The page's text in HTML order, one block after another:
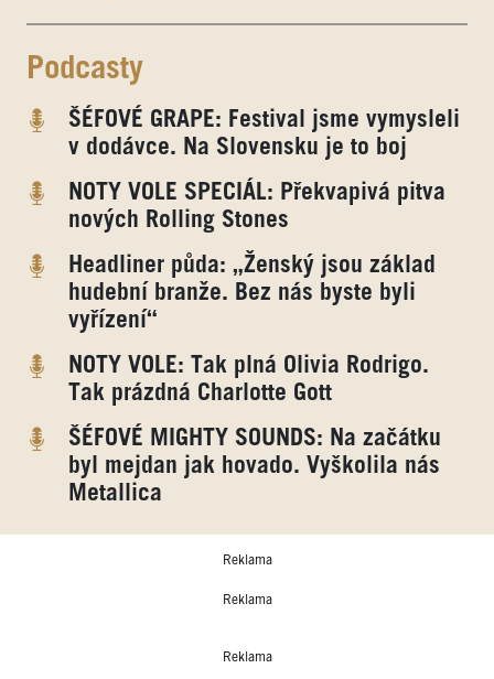
Podcasty
ŠÉFOVÉ GRAPE: Festival jsme vymysleli
v dodávce. Na Slovensku je to boj
NOTY VOLE SPECIÁL: Překvapivá pitva
nových Rolling Stones
Headliner půda: „Ženský jsou základ
hudební branže. Bez nás byste byli
vyřízení“
NOTY VOLE: Tak plná Olivia Rodrigo.
Tak prázdná Charlotte Gott
ŠÉFOVÉ MIGHTY SOUNDS: Na začátku
byl mejdan jak hovado. Vyškolila nás
Metallica
Reklama
Reklama
Reklama